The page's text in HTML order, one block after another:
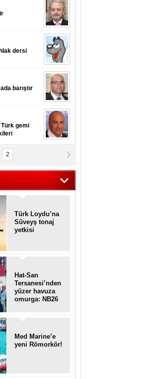
dersi
barıştır
Türk gemi
2
Türk Loydu’na
Süveyş tonaj
yetkisi
Hat-San
Tersanesi’nden
yüzer havuza
omurga: NB26
Med Marine’e
yeni Römorkör!